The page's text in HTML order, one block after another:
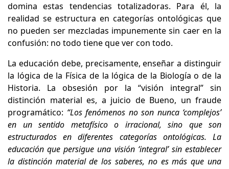
domina estas tendencias totalizadoras. Para él, la
realidad se estructura en categorías ontológicas que
no pueden ser mezcladas impunemente sin caer en la
confusión: no todo tiene que ver con todo.
La educación debe, precisamente, enseñar a distinguir
la lógica de la Física de la lógica de la Biología o de la
Historia. La obsesión por la “visión integral” sin
distinción material es, a juicio de Bueno, un fraude
programático: “Los fenómenos no son nunca ‘complejos’
en un sentido metafísico o irracional, sino que son
estructurados en diferentes categorías ontológicas. La
educación que persigue una visión ‘integral’ sin establecer
la distinción material de los saberes, no es más que una